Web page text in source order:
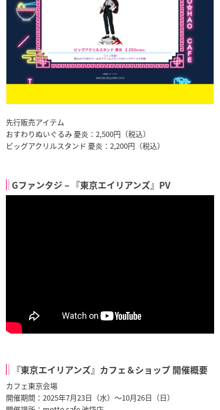
先行販売アイテム
おすわりぬいぐるみ 憂炎：2,500円（税込）
ビッグアクリルスタンド 憂炎：2,200円（税込）
Gファンタジ－『東京エイリアンズ』PV
『東京エイリアンズ』カフェ＆ショップ 開催概要
カフェ東京会場
開催期間：2025年7月23日（水）～10月26日（日）